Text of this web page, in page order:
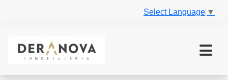
Select Language ▼